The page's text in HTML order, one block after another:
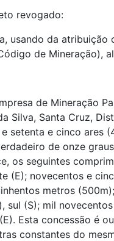
revogado:
usando da
de Mineração),
de Mineração
Silva, Santa Cruz,
setenta e cinco ares
de onze
os seguintes
(E); novecentos e
metros
sul (S); mil
Esta concessão é
constantes do